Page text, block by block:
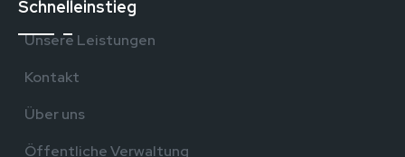
Schnelleinstieg
Unsere Leistungen
Kontakt
Über uns
Öffentliche Verwaltung